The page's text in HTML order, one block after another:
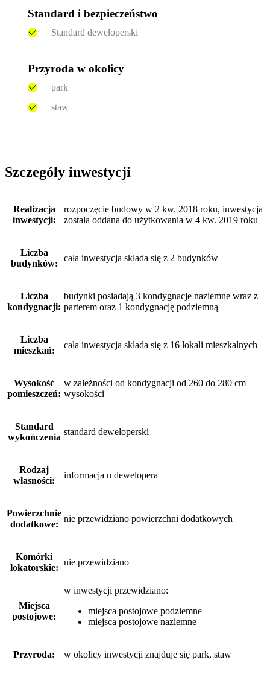
Standard i bezpieczeństwo
Standard deweloperski
Przyroda w okolicy
park
staw
Szczegóły inwestycji
Realizacja
inwestycji:
rozpoczęcie budowy w 2 kw. 2018 roku, inwestycja
została oddana do użytkowania w 4 kw. 2019 roku
Liczba
budynków:
cała inwestycja składa się z 2 budynków
Liczba
kondygnacji:
budynki posiadają 3 kondygnacje naziemne wraz z
parterem oraz 1 kondygnację podziemną
Liczba
mieszkań:
cała inwestycja składa się z 16 lokali mieszkalnych
Wysokość
pomieszczeń:
w zależności od kondygnacji od 260 do 280 cm
wysokości
Standard
wykończenia
standard deweloperski
Rodzaj
własności:
informacja u dewelopera
Powierzchnie
dodatkowe:
nie przewidziano powierzchni dodatkowych
Komórki
lokatorskie:
nie przewidziano
Miejsca
postojowe:
w inwestycji przewidziano:
miejsca postojowe podziemne
miejsca postojowe naziemne
Przyroda: w okolicy inwestycji znajduje się park, staw